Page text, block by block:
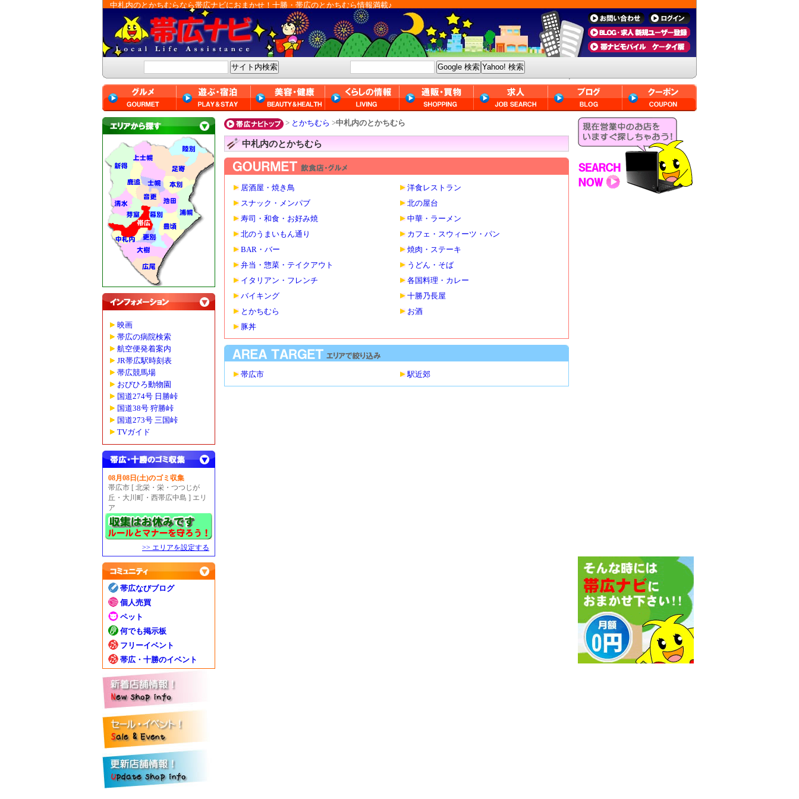
中札内のとかちむらなら帯広ナビにおまかせ！十勝・帯広のとかちむら情報満載♪
映画
帯広の病院検索
航空便発着案内
JR帯広駅時刻表
帯広競馬場
おびひろ動物園
国道274号 日勝峠
国道38号 狩勝峠
国道273号 三国峠
TVガイド
08月08日(土)のゴミ収集
帯広市 [ 北栄・栄・つつじが
丘・大川町・西帯広中島 ] エリ
ア
>> エリアを設定する
帯広なびブログ
個人売買
ペット
何でも掲示板
フリーイベント
帯広・十勝のイベント
> とかちむら >中札内のとかちむら
中札内のとかちむら
居酒屋・焼き鳥
洋食レストラン
スナック・メンパブ
北の屋台
寿司・和食・お好み焼
中華・ラーメン
北のうまいもん通り
カフェ・スウィーツ・パン
BAR・バー
焼肉・ステーキ
弁当・惣菜・テイクアウト
うどん・そば
イタリアン・フレンチ
各国料理・カレー
バイキング
十勝乃長屋
とかちむら
お酒
豚丼
帯広市 駅近郊